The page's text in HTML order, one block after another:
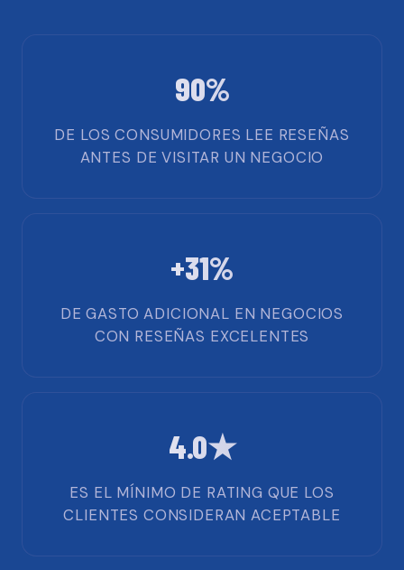
90%
DE LOS CONSUMIDORES LEE RESEÑAS
ANTES DE VISITAR UN NEGOCIO
+31%
DE GASTO ADICIONAL EN NEGOCIOS
CON RESEÑAS EXCELENTES
4.0★
ES EL MÍNIMO DE RATING QUE LOS
CLIENTES CONSIDERAN ACEPTABLE